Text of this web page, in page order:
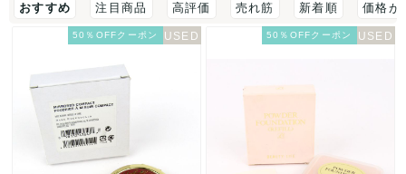
おすすめ 注目商品 高評価 売れ筋 新着順 価格が
50％OFFクーポン 50％OFFクーポン